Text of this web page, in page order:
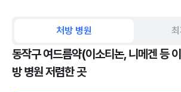
처방 병원
동작구 여드름약(이소티논, 니메겐 등
방 병원 저렴한 곳